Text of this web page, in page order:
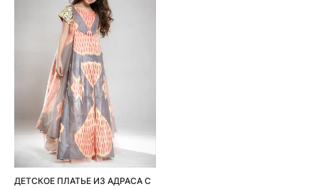
ДЕТСКОЕ ПЛАТЬЕ ИЗ АДРАСА С